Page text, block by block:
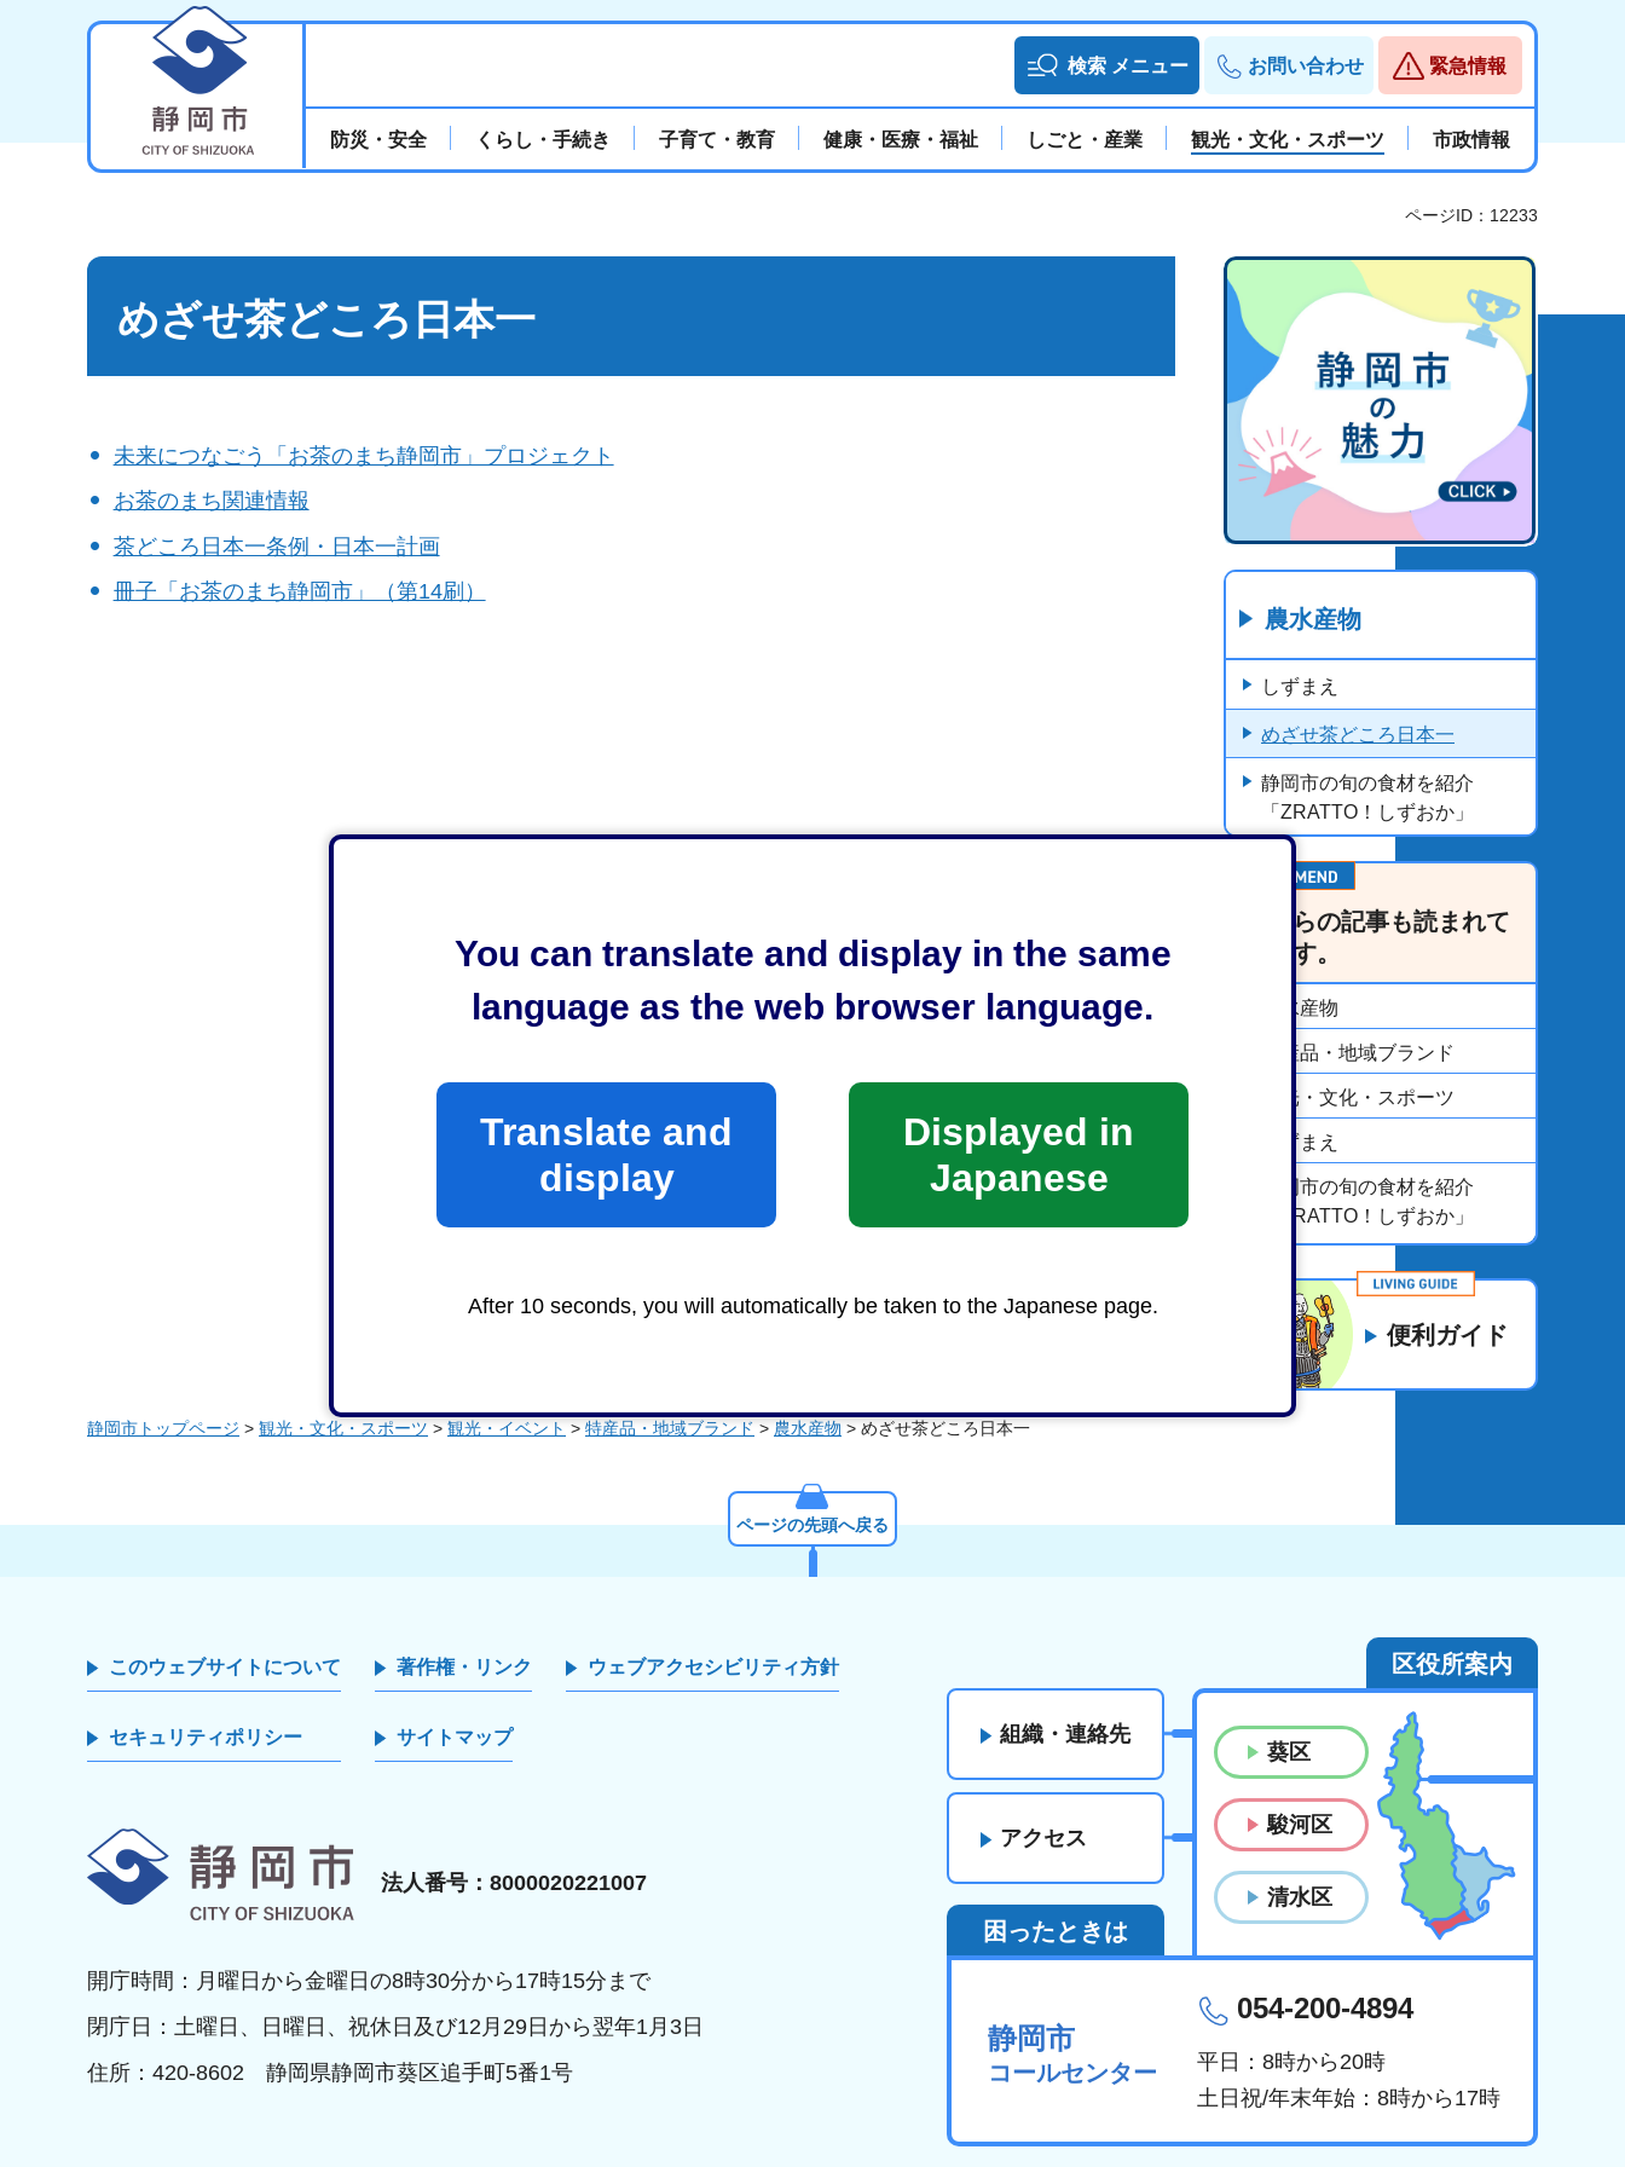
You can translate and display in the same
language as the web browser language.
Translate and
display
Displayed in
Japanese
After 10 seconds, you will automatically be taken to the Japanese page.
検索 メニュー お問い合わせ 緊急情報
防災・安全 くらし・手続き 子育て・教育 健康・医療・福祉 しごと・産業 観光・文化・スポーツ 市政情報
ページID：12233
めざせ茶どころ日本一
未来につなごう「お茶のまち静岡市」プロジェクト
お茶のまち関連情報
茶どころ日本一条例・日本一計画
冊子「お茶のまち静岡市」（第14刷）
農水産物
しずまえ
めざせ茶どころ日本一
静岡市の旬の食材を紹介
「ZRATTO！しずおか」
こちらの記事も読まれて
います。
農水産物
特産品・地域ブランド
観光・文化・スポーツ
しずまえ
静岡市の旬の食材を紹介
「ZRATTO！しずおか」
便利ガイド
静岡市トップページ > 観光・文化・スポーツ > 観光・イベント > 特産品・地域ブランド > 農水産物 > めざせ茶どころ日本一
ページの先頭へ戻る
このウェブサイトについて 著作権・リンク ウェブアクセシビリティ方針
セキュリティポリシー サイトマップ
法人番号：8000020221007
開庁時間：月曜日から金曜日の8時30分から17時15分まで
閉庁日：土曜日、日曜日、祝休日及び12月29日から翌年1月3日
住所：420-8602 静岡県静岡市葵区追手町5番1号
組織・連絡先
アクセス
区役所案内
葵区
駿河区
清水区
困ったときは
静岡市
コールセンター
054-200-4894
平日：8時から20時
土日祝/年末年始：8時から17時